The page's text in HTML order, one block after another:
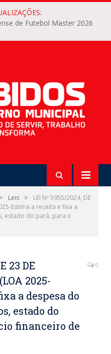
de Futebol Master 2026
Leis »
LEI Nº 5955/2024, DE
Estima a receita e fixa a
estado do pará, para o
23 DE
2025-
a despesa do
estado do
financeiro de
0